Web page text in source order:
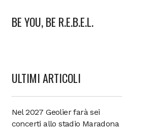
BE YOU, BE R.E.B.E.L.
ULTIMI ARTICOLI
Nel 2027 Geolier farà sei
concerti allo stadio Maradona